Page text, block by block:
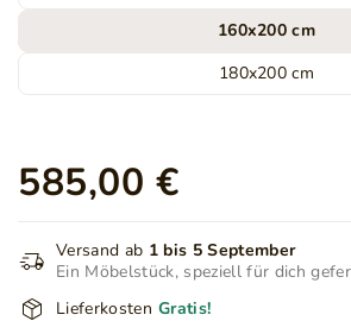
160x200 cm
180x200 cm
585,00 €
Versand ab 1 bis 5 September
Ein Möbelstück, speziell für dich
Lieferkosten Gratis!